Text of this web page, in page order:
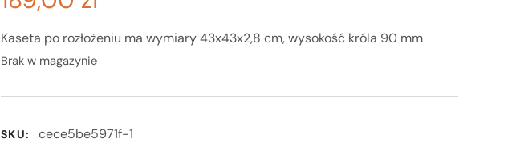
Kaseta po rozłożeniu ma wymiary 43x43x2,8 cm, wysokość króla 90 mm
Brak w magazynie
SKU: cece5be5971f-1